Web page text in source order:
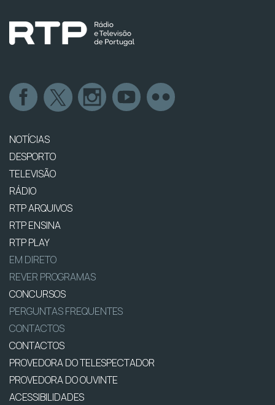
NOTÍCIAS
DESPORTO
TELEVISÃO
RÁDIO
RTP ARQUIVOS
RTP ENSINA
RTP PLAY
EM DIRETO
REVER PROGRAMAS
CONCURSOS
PERGUNTAS FREQUENTES
CONTACTOS
CONTACTOS
PROVEDORA DO TELESPECTADOR
PROVEDORA DO OUVINTE
ACESSIBILIDADES